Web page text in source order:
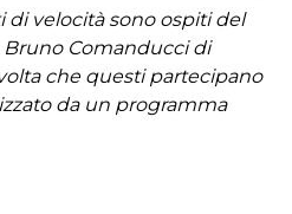
di velocità sono ospiti del
Bruno Comanducci di
che questi partecipano
da un programma